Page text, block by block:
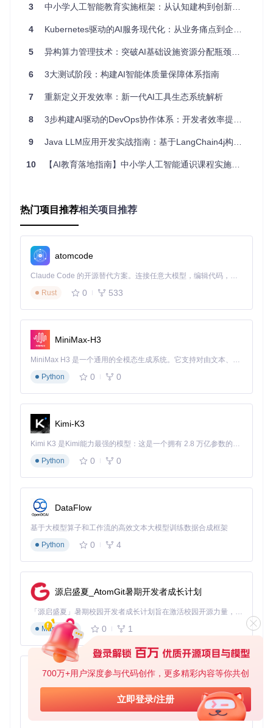
700万+用户深度参与代码创作，更多精彩内容等你共创
立即登录/注册
实践指南：从安装到精通的技能管理之道
快速上手通道：零基础启动技能引擎
当需要让AI代理获得基础能力时：
系统技能自动就绪：检查skills/.system/目录，核心功
验证安装状态：通过$skill-manager list system
立即开始使用：直接在指令中调用技能名称，如使用文件
进阶使用技巧：解锁技能组合的无限可能
当需要安装精选技能时：
执行安装命令：$skill-manager install text-summ
rization
技能组合调用：
当需要尝试实验性技能时：
指定安装路径：$skill-manager install --source
启用沙盒模式： $skill-manager sandbox enable
离实验性技能与核心系统）
风险评估：$skill-manager risk-assess code-revi
ew（获取兼容性和安全评估报告）
版本兼容与冲突解决方案
技能库采用语义化版本控制（SemVer），每个技能版本号格
主版本.次版本.修订号：
主版本变更：不兼容的API修改
当遇到技能冲突时：
执行诊断：$skill-manager diagnose conflicts
版本降级：
$skill-manager install skill-name@
1.2.0
依赖替换：$skill-manager replace dependency
old-skill new-skill
生态共建：从使用者到贡献者的进化之路
技能开发三原则：打造高质量可复用技能
问题导向原则 ：每个技能应解决一个具体问题，避免功能堆
砌。例如"代码注释生成"技能专注于自动生成规范注释，而非
同时处理代码优化。
兼容性设计原则：技能开发需考虑：
3 中小学人工智能教育实施框架：从认知建构到创新实践
4 Kubernetes驱动的AI服务现代化：从业务痛点到企业价值的实现路径
5 异构算力管理技术：突破AI基础设施资源分配瓶颈的创新实践
6 3大测试阶段：构建AI智能体质量保障体系指南
7 重新定义开发效率：新一代AI工具生态系统解析
8 3步构建AI驱动的DevOps协作体系：开发者效率提升指南
9 Java LLM应用开发实战指南：基于LangChain4j构建企业级AI系统
10 【AI教育落地指南】中小学人工智能通识课程实施策略与工具包
热门项目推荐相关项目推荐
atomcode
Claude Code 的开源替代方案。连接任意大模型，编辑代码，运行命令，自动验证 — 全自动执行。用 Rust 构建，极致性能。 ｜ An open-source alternative to Claude Code. Connect any LLM, edit code, run commands, and verify changes — autonomously. Built in Rust for speed. Get Started
Rust
0 533
MiniMax-H3
MiniMax H3 是一个通用的全模态生成系统。它支持对由文本、图像、视频和音频组成的多模态上下文进行统一理解，并能生成分辨率高达 2K、时长可达 15 秒的带原生立体声音频的视频。得益于面向任务泛化的系统设计，H3 在预训练阶段就已具备广泛的多模态上下文理解与生成能力，能够出色地执行复杂的多模态指令。
Python
0 0
Kimi-K3
Kimi K3 是Kimi能力最强的模型：这是一个拥有 2.8 万亿参数的混合专家（MoE）模型，具备原生视觉理解能力，并支持 100 万 token 的上下文窗口。
Python
0 0
DataFlow
基于大模型算子和工作流的高效文本大模型训练数据合成框架
Python
0 4
源启盛夏_AtomGit暑期开发者成长计划
「源启盛夏」暑期校园开发者成长计划旨在激活校园开源力量，通过积分激励、认证扶持、资源倾斜等形式，引导高校组织和开发者完成「入驻 — 建项目 — 做贡献 — 获认证 — 得资源」的完整闭环。无论你是想带领社团入驻平台的组织者，还是希望用代码贡献证明自己的开发者，都能在这里找到属于你的成长路径。
Markdown
0 1
py-xiaozhi
基于Python的Xiaozhi AI，适用于想要完整Xiaozhi体验而无需拥有专用硬件的用户。
Python
0 1